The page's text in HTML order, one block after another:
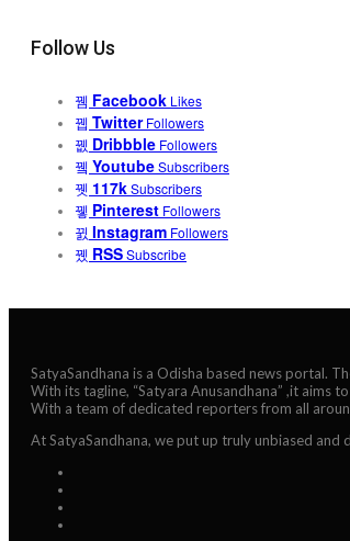
Follow Us
Facebook Likes
Twitter Followers
Dribbble Followers
YoutubeSubscribers
117kSubscribers
Pinterest Followers
Instagram Followers
RSSSubscribe
SatyaSandhana is a Odisha based news portal.
With its tagline, “Satyara Anusandhana” ,it aims
With a team of dedicated reporters from all
At SatyaSandhana, we put up truly unbiased